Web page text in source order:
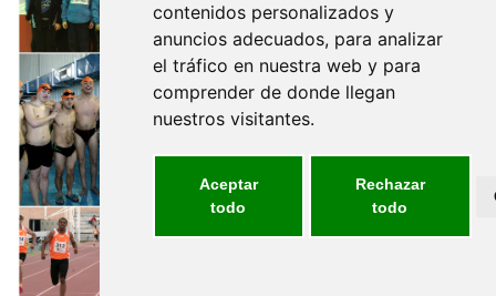
contenidos personalizados y
anuncios adecuados, para analizar
el tráfico en nuestra web y para
comprender de donde llegan
nuestros visitantes.
Aceptar
todo
Rechazar
todo